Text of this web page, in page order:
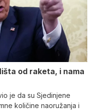
od raketa, i nama
je da su Sjedinjene
količine naoružanja i